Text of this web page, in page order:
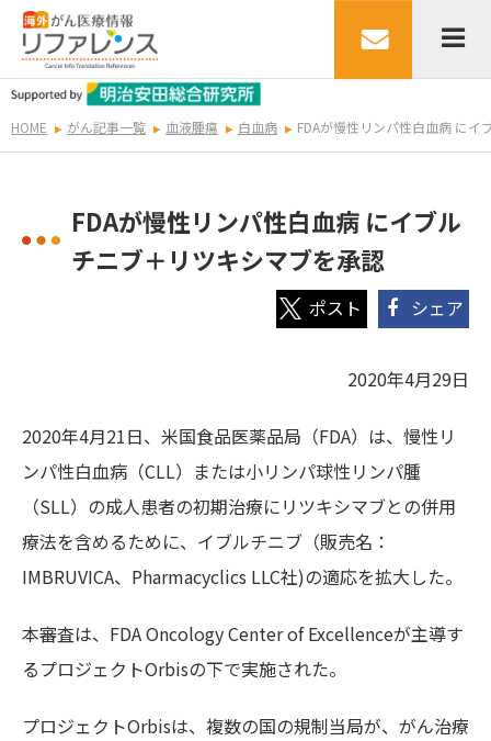
HOME がん記事一覧 血液腫瘍 白血病 FDAが慢性リンパ性白血病 にイ
FDAが慢性リンパ性白血病 にイブル
チニブ＋リツキシマブを承認
シェア
2020年4月29日
2020年4月21日、米国食品医薬品局（FDA）は、慢性リ
ンパ性白血病（CLL）または小リンパ球性リンパ腫
（SLL）の成人患者の初期治療にリツキシマブとの併用
療法を含めるために、イブルチニブ（販売名：
IMBRUVICA、Pharmacyclics LLC社)の適応を拡大した。
本審査は、FDA Oncology Center of Excellenceが主導す
るプロジェクトOrbisの下で実施された。
プロジェクトOrbisは、複数の国の規制当局が、がん治療